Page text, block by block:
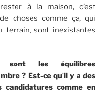
à la maison, c’est
choses comme ça, qui
terrain, sont inexistantes
sont les équilibres
? Est-ce qu’il y a des
comme en